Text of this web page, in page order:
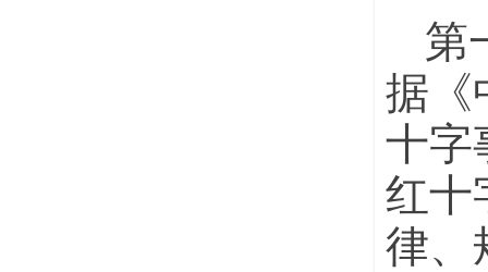
第
据《
十字
红十
律、